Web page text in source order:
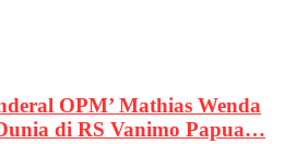
OPM’ Mathias Wenda
di RS Vanimo Papua…